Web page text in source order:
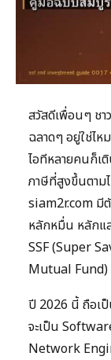
สวัสดีเพื่อนๆ ช
ฉลาดๆ อยู่ใช่ไห
ไอทีหลายคนก็เ
ภาษีที่สูงขึ้นตาม
siam2r.com มี
หลักหมื่น หลักแ
SSF (Super
Mutual Fund)
ปี 2026 นี้ ถือเ
จะเป็น
Network